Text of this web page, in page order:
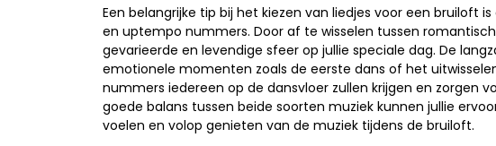
Een belangrijke tip bij het kiezen van liedjes voor een bruiloft
en uptempo nummers. Door af te wisselen tussen
gevarieerde en levendige sfeer op jullie speciale dag. De
emotionele momenten zoals de eerste dans of het
nummers iedereen op de dansvloer zullen krijgen en zorgen
goede balans tussen beide soorten muziek kunnen jullie
voelen en volop genieten van de muziek tijdens de bruiloft.